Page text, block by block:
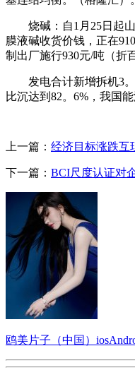
烧碱：自1月25日起山
膜液碱收货价钱，正在
制出厂施行930元/吨（折
发电合计新增拆机3。
比沉达到82。6%，我国
上一篇： 经济目标涨跌
下一篇： BCI尺度认证对
鸥美片子（中国）